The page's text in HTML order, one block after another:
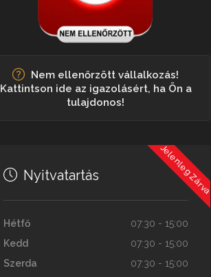
Nem ellenőrzött vállalkozás!
Kattintson ide az igazolásért, ha Ön a
tulajdonos!
Jelenleg Zárva
Nyitvatartás
Hétfő
07:30 - 15:00
Kedd
07:30 - 15:00
Szerda
07:30 - 15:00